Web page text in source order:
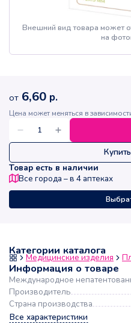
Внешний вид товара может
на
Категории каталога
Медицинские изделия
Информация о товаре
Международное
Производитель
Страна производства
Все характеристики
от 6,60 р.
Цена может меняться в
Товар есть в наличии
Все города – в 4 аптеках